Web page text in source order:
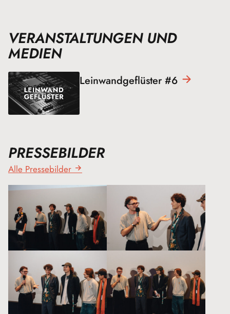
VERANSTALTUNGEN UND
MEDIEN
Leinwandgeflüster#6
PRESSEBILDER
Alle Pressebilder